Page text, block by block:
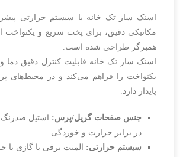
اسنک ساز تک خانه با سیستم حرارتی
مکانیکی دقیق، برای پخت سریع و یکنواخت
همبرگر طراحی شده است.
اسنک ساز تک خانه قابلیت کنترل دقیق دما
یکنواخت را فراهم می‌کند و در محیط‌های
پایدار دارد.
جنس صفحات گریل/پرس: استیل ضدزنگ
در برابر حرارت و خوردگی.
سیستم حرارتی: المنت برقی یا گازی با